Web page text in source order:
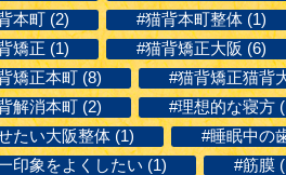
本町 (2)
#猫背本町整体 (1)
矯正 (1)
#猫背矯正大阪 (6)
矯正本町 (8)
#猫背矯正猫背
解消本町 (2)
#理想的な寝方
たい大阪整体 (1)
#睡眠中の
印象をよくしたい (1)
#筋膜